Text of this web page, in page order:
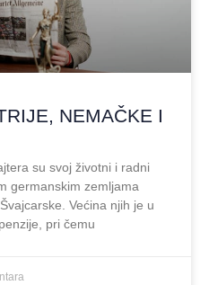
NEMAČKE I
su svoj životni i radni
germanskim zemljama
Većina njih je u
pri čemu